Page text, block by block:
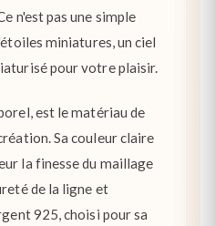
n'est pas une simple
miniatures, un ciel
pour votre plaisir.
est le matériau de
Sa couleur claire
la finesse du maillage
de la ligne et
925, choisi pour sa